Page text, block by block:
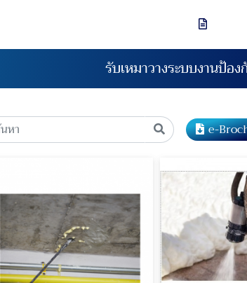
รับเหมาวางระบบงานป้อ
e-